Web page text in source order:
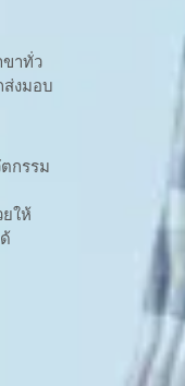
ขาทั่ว
งมอบ
กรรม
ให้